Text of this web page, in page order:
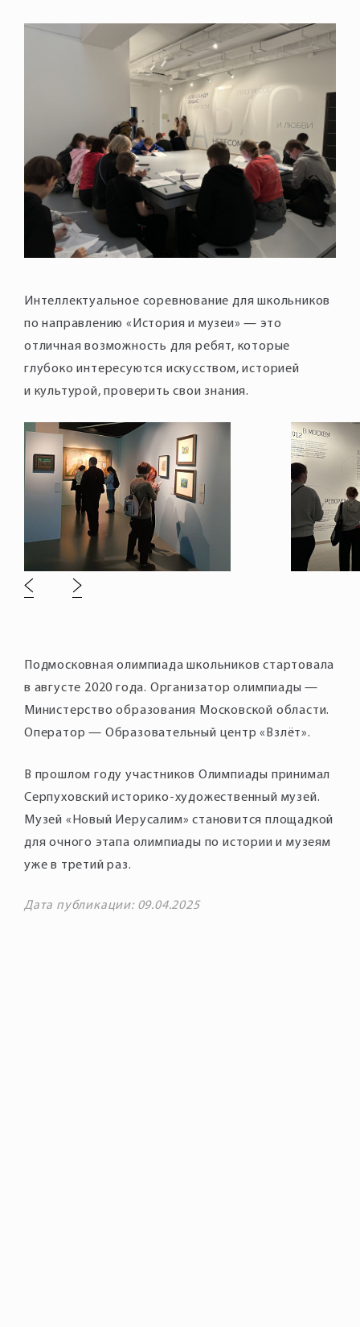
Интеллектуальное соревнование для школьников
по направлению «История и музеи» — это
отличная возможность для ребят, которые
глубоко интересуются искусством, историей
и культурой, проверить свои знания.
Подмосковная олимпиада школьников стартовала
в августе 2020 года. Организатор олимпиады —
Министерство образования Московской области.
Оператор — Образовательный центр «Взлёт».
В прошлом году участников Олимпиады принимал
Серпуховский историко-художественный музей.
Музей «Новый Иерусалим» становится площадкой
для очного этапа олимпиады по истории и музеям
уже в третий раз.
Дата публикации: 09.04.2025